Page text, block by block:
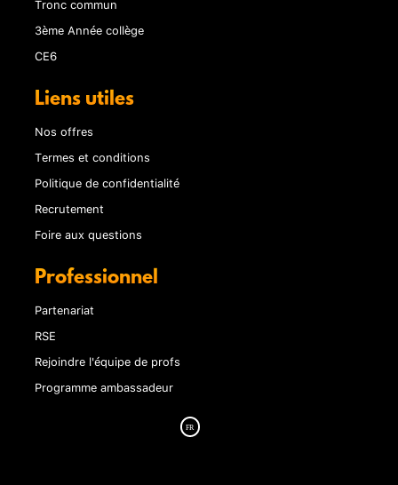
3ème Année collège
CE6
Liens utiles
Nos offres
Termes et conditions
Politique de confidentialité
Recrutement
Foire aux questions
Professionnel
Partenariat
RSE
Rejoindre l'équipe de profs
Programme ambassadeur